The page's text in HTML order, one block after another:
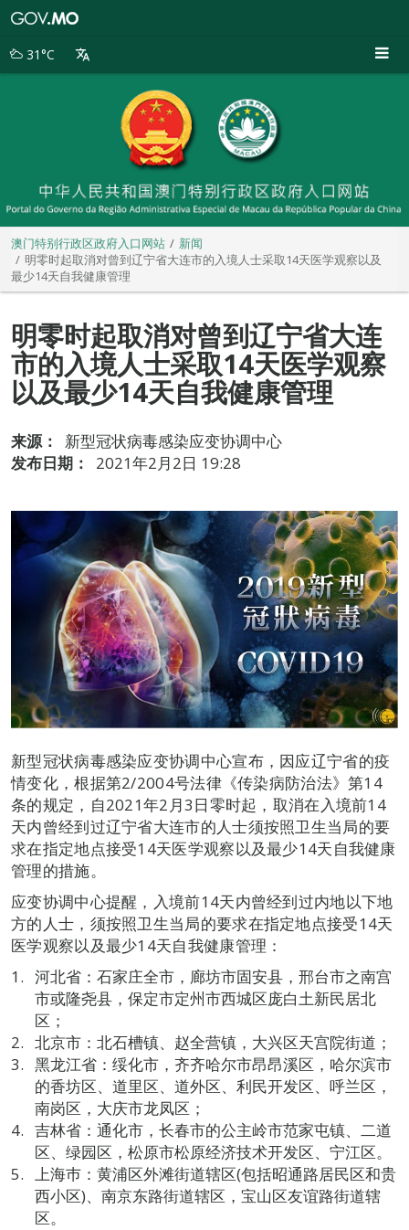
别
31°C
澳门特别行政区政府入口网站
新闻
明零时起取消对曾到辽宁省大连市的入境人士采取14天医学观察以及
最少14天自我健康管理
明零时起取消对曾到辽宁省大连
市的入境人士采取14天医学观察
以及最少14天自我健康管理
来源：
新型冠状病毒感染应变协调中心
发布日期：
2021年2月2日 19:28
新型冠状病毒感染应变协调中心宣布，因应辽宁省的疫
情变化，根据第2/2004号法律《传染病防治法》第14
条的规定，自2021年2月3日零时起，取消在入境前14
天内曾经到过辽宁省大连市的人士须按照卫生当局的要
求在指定地点接受14天医学观察以及最少14天自我健康
管理的措施。
应变协调中心提醒，入境前14天内曾经到过内地以下地
方的人士，须按照卫生当局的要求在指定地点接受14天
医学观察以及最少14天自我健康管理：
河北省：石家庄全市，廊坊市固安县，邢台市之南宫
市或隆尧县，保定市定州市西城区庞白土新民居北
区；
北京市：北石槽镇、赵全营镇，大兴区天宫院街道；
黑龙江省：绥化市，齐齐哈尔市昂昂溪区，哈尔滨市
的香坊区、道里区、道外区、利民开发区、呼兰区，
南岗区，大庆市龙凤区；
吉林省：通化市，长春市的公主岭市范家屯镇、二道
区、绿园区，松原市松原经济技术开发区、宁江区。
上海巿：黄浦区外滩街道辖区(包括昭通路居民区和贵
西小区)、南京东路街道辖区，宝山区友谊路街道辖
区。